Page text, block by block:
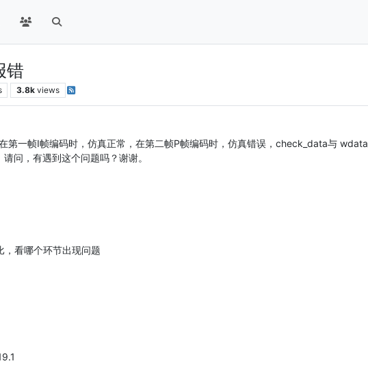
错
3.8k views
第一帧I帧编码时，仿真正常，在第二帧P帧编码时，仿真错误，check_data与
问，有遇到这个问题吗？谢谢。
，看哪个环节出现问题